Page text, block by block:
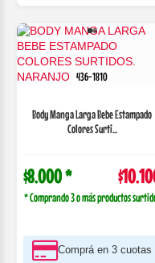
436-1810
Body Manga Larga Bebe Estampado
Colores Surti...
$8.000 *
* Comprando 3 o más productos
Comprá en 3 cuotas